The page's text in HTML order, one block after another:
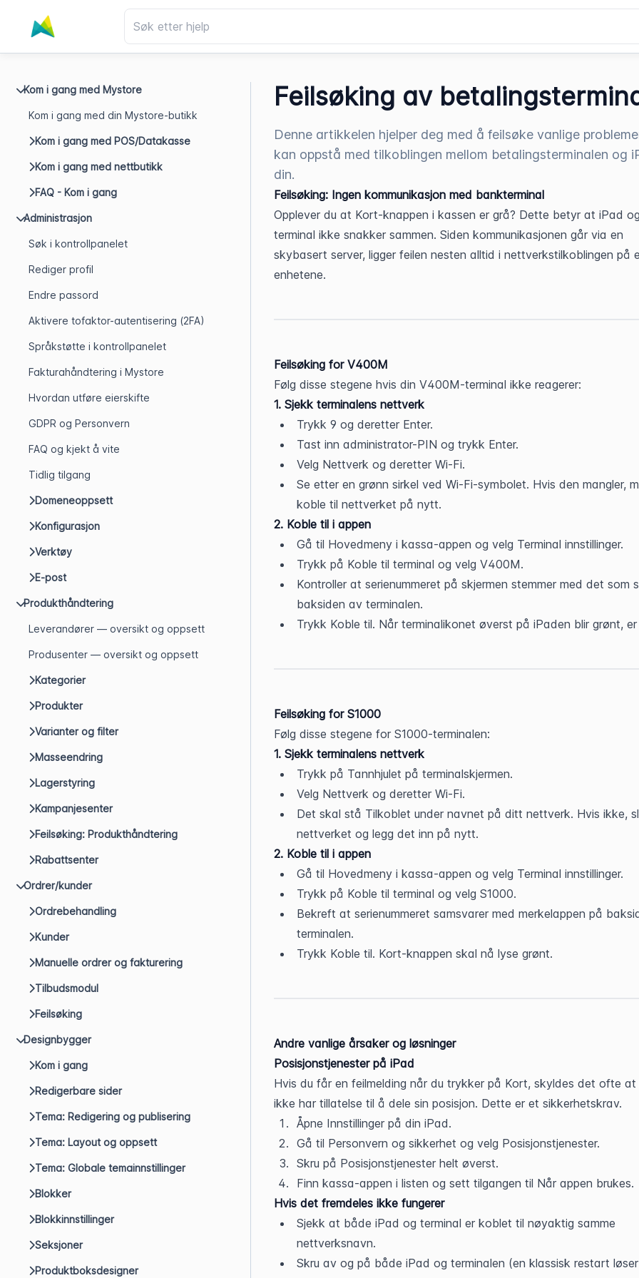
Kom i gang med Mystore
Kom i gang med din Mystore-butikk
Kom i gang med POS/Datakasse
Kom i gang med nettbutikk
FAQ - Kom i gang
Administrasjon
Søk i kontrollpanelet
Rediger profil
Endre passord
Aktivere tofaktor-autentisering (2FA)
Språkstøtte i kontrollpanelet
Fakturahåndtering i Mystore
Hvordan utføre eierskifte
GDPR og Personvern
FAQ og kjekt å vite
Tidlig tilgang
Domeneoppsett
Konfigurasjon
Verktøy
E-post
Produkthåndtering
Leverandører — oversikt og oppsett
Produsenter — oversikt og oppsett
Kategorier
Produkter
Varianter og filter
Masseendring
Lagerstyring
Kampanjesenter
Feilsøking: Produkthåndtering
Rabattsenter
Ordrer/kunder
Ordrebehandling
Kunder
Manuelle ordrer og fakturering
Tilbudsmodul
Feilsøking
Designbygger
Kom i gang
Redigerbare sider
Tema: Redigering og publisering
Tema: Layout og oppsett
Tema: Globale temainnstillinger
Blokker
Blokkinnstillinger
Seksjoner
Produktboksdesigner
Feilsøking av
Denne artikkelen hjelper deg med å feilsøke vanlige
kan oppstå med tilkoblingen mellom betalingsterminalen og
din.
Feilsøking: Ingen kommunikasjon med bankterminal
Opplever du at Kort-knappen i kassen er grå? Dette betyr at iPad og
terminal ikke snakker sammen. Siden kommunikasjonen går via en
skybasert server, ligger feilen nesten alltid i nettverkstilkoblingen på
enhetene.
Feilsøking for V400M
Følg disse stegene hvis din V400M-terminal ikke reagerer:
1. Sjekk terminalens nettverk
Trykk 9 og deretter Enter.
Tast inn administrator-PIN og trykk Enter.
Velg Nettverk og deretter Wi-Fi.
Se etter en grønn sirkel ved Wi-Fi-symbolet. Hvis den mangler,
koble til nettverket på nytt.
2. Koble til i appen
Gå til Hovedmeny i kassa-appen og velg Terminal innstillinger.
Trykk på Koble til terminal og velg V400M.
Kontroller at serienummeret på skjermen stemmer med det som
baksiden av terminalen.
Trykk Koble til. Når terminalikonet øverst på iPaden blir grønt, er
Feilsøking for S1000
Følg disse stegene for S1000-terminalen:
1. Sjekk terminalens nettverk
Trykk på Tannhjulet på terminalskjermen.
Velg Nettverk og deretter Wi-Fi.
Det skal stå Tilkoblet under navnet på ditt nettverk. Hvis ikke,
nettverket og legg det inn på nytt.
2. Koble til i appen
Gå til Hovedmeny i kassa-appen og velg Terminal innstillinger.
Trykk på Koble til terminal og velg S1000.
Bekreft at serienummeret samsvarer med merkelappen på
terminalen.
Trykk Koble til. Kort-knappen skal nå lyse grønt.
Andre vanlige årsaker og løsninger
Posisjonstjenester på iPad
Hvis du får en feilmelding når du trykker på Kort, skyldes det ofte at
ikke har tillatelse til å dele sin posisjon. Dette er et sikkerhetskrav.
Åpne Innstillinger på din iPad.
Gå til Personvern og sikkerhet og velg Posisjonstjenester.
Skru på Posisjonstjenester helt øverst.
Finn kassa-appen i listen og sett tilgangen til Når appen brukes.
Hvis det fremdeles ikke fungerer
Sjekk at både iPad og terminal er koblet til nøyaktig samme
nettverksnavn.
Skru av og på både iPad og terminalen (en klassisk restart